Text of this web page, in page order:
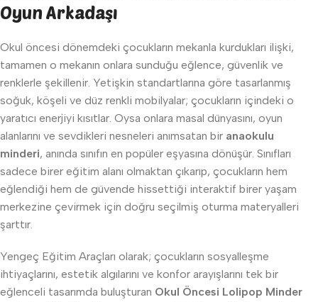
Oyun Arkadaşı
Okul öncesi dönemdeki çocukların mekanla kurdukları ilişki,
tamamen o mekanın onlara sunduğu eğlence, güvenlik ve
renklerle şekillenir. Yetişkin standartlarına göre tasarlanmış
soğuk, köşeli ve düz renkli mobilyalar; çocukların içindeki o
yaratıcı enerjiyi kısıtlar. Oysa onlara masal dünyasını, oyun
alanlarını ve sevdikleri nesneleri anımsatan bir anaokulu
minderi, anında sınıfın en popüler eşyasına dönüşür. Sınıfları
sadece birer eğitim alanı olmaktan çıkarıp, çocukların hem
eğlendiği hem de güvende hissettiği interaktif birer yaşam
merkezine çevirmek için doğru seçilmiş oturma materyalleri
şarttır.
Yengeç Eğitim Araçları olarak; çocukların sosyalleşme
ihtiyaçlarını, estetik algılarını ve konfor arayışlarını tek bir
eğlenceli tasarımda buluşturan Okul Öncesi Lolipop Minder